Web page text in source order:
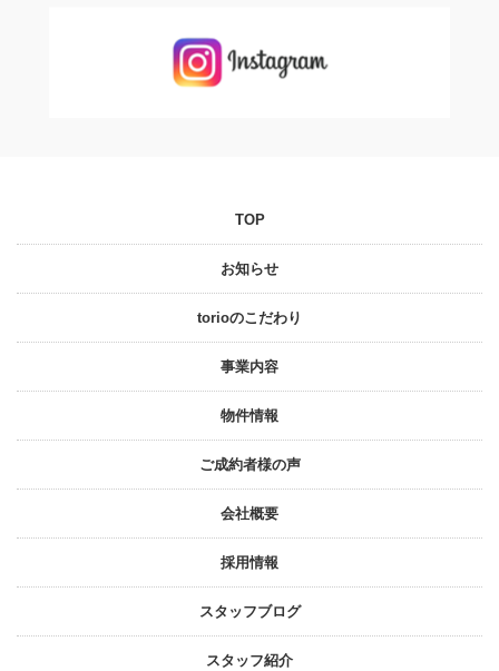
TOP
お知らせ
torioのこだわり
事業内容
物件情報
ご成約者様の声
会社概要
採⽤情報
スタッフブログ
スタッフ紹介